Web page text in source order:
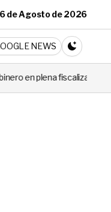
de Agosto de 2026
NEWS
CAMBIA A
Cortes de